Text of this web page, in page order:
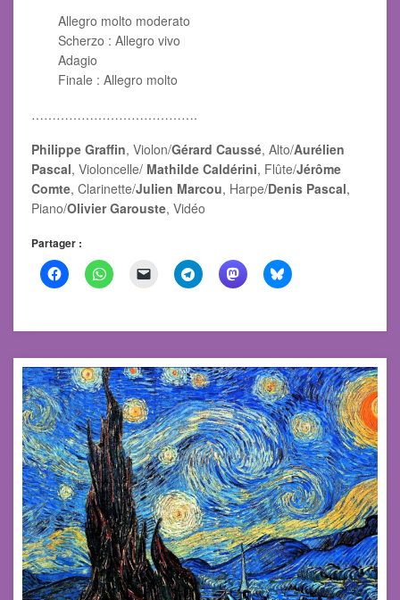
Allegro molto moderato
Scherzo : Allegro vivo
Adagio
Finale : Allegro molto
………………………………….
Philippe Graffin, Violon/Gérard Caussé, Alto/Aurélien
Pascal, Violoncelle/ Mathilde Caldérini, Flûte/Jérôme
Comte, Clarinette/Julien Marcou, Harpe/Denis Pascal,
Piano/Olivier Garouste, Vidéo
Partager :